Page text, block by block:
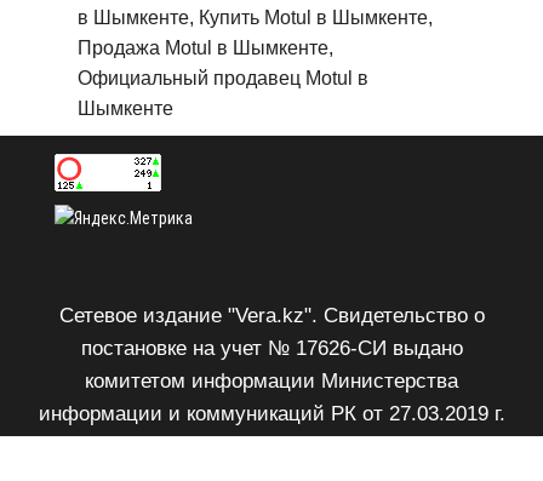
в Шымкенте, Купить Motul в Шымкенте,
Продажа Motul в Шымкенте,
Официальный продавец Motul в
Шымкенте
Сетевое издание "Vera.kz". Свидетельство о
постановке на учет № 17626-СИ выдано
комитетом информации Министерства
информации и коммуникаций РК от 27.03.2019 г.